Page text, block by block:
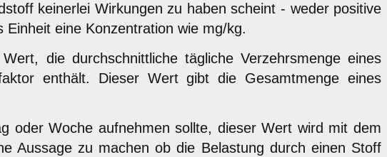
keinerlei Wirkungen zu haben scheint - weder positive
eine Konzentration wie mg/kg.
die durchschnittliche tägliche Verzehrsmenge eines
enthält. Dieser Wert gibt die Gesamtmenge eines
oder Woche aufnehmen sollte, dieser Wert wird mit dem
Aussage zu machen ob die Belastung durch einen Stoff